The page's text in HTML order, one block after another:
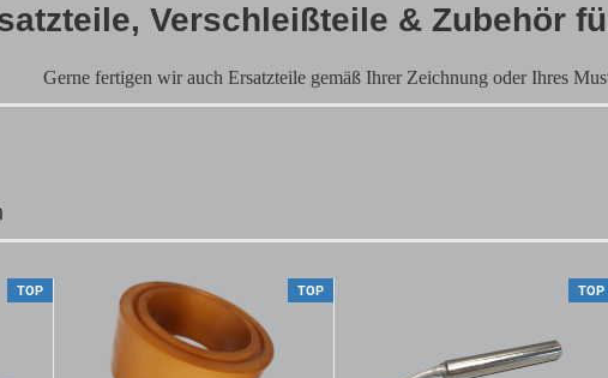
Verschleißteile & Zubehör
Gerne fertigen wir auch Ersatzteile gemäß Ihrer Zeichnung oder Ihres
TOP TOP TOP